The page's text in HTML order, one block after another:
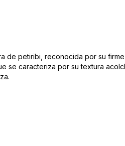
de petiribi, reconocida por su
se caracteriza por su textura